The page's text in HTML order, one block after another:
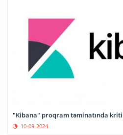
"Kibana" proqram təminatında
10-09-2024